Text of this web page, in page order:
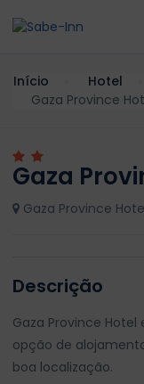
Início Hotel
Gaza Province
Gaza
Gaza Province
Descrição
Gaza Province
opção de
boa localização.